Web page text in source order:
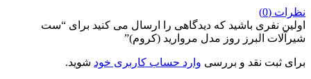
نظرات (0)
اولین نفری باشید که دیدگاهی را ارسال می کنید برای “ست
شیرآلات البرز روز مدل مروارید (کروم)”
برای ثبت نقد و بررسی وارد حساب کاربری خود شوید.